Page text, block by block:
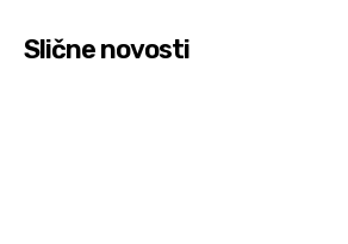
Slične novosti